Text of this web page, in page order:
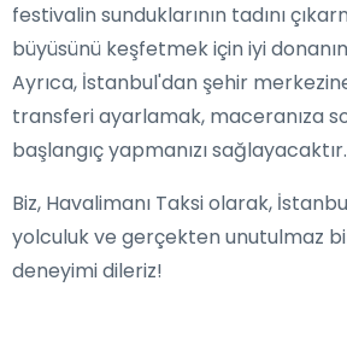
festivalin sunduklarının tadını
büyüsünü keşfetmek için iyi
Ayrıca, İstanbul'dan şehir
transferi ayarlamak, maceranıza
başlangıç yapmanızı sağlayacaktır.
Biz, Havalimanı Taksi olarak,
yolculuk ve gerçekten unutulmaz
deneyimi dileriz!